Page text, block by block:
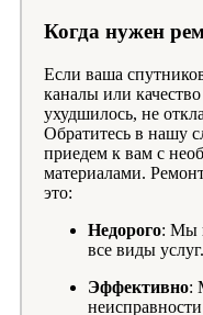
Когда нужен
Если ваша
каналы или
ухудшилось, не
Обратитесь в нашу
приедем к вам с
материалами.
это:
Недорого: Мы
все виды услуг.
Эффективно: